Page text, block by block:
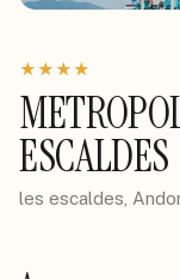
★★★★
ESCALDES
les escaldes,